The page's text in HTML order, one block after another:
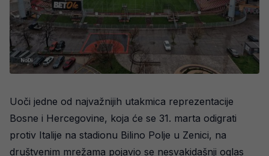
Uoči jedne od najvažnijih utakmica reprezentacije
Bosne i Hercegovine, koja će se 31. marta odigrati
protiv Italije na stadionu Bilino Polje u Zenici, na
društvenim mrežama pojavio se nesvakidašnji oglas